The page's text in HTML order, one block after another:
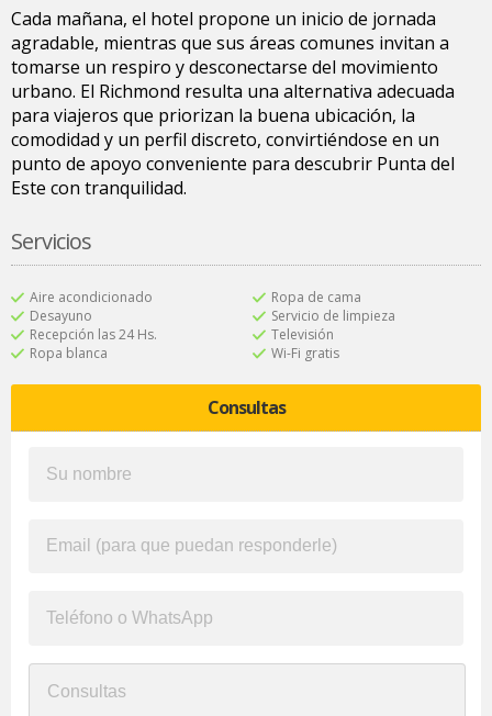
Cada mañana, el hotel propone un inicio de jornada
agradable, mientras que sus áreas comunes invitan a
tomarse un respiro y desconectarse del movimiento
urbano. El Richmond resulta una alternativa adecuada
para viajeros que priorizan la buena ubicación, la
comodidad y un perfil discreto, convirtiéndose en un
punto de apoyo conveniente para descubrir Punta del
Este con tranquilidad.
Servicios
Aire acondicionado
Desayuno
Recepción las 24 Hs.
Ropa blanca
Ropa de cama
Servicio de limpieza
Televisión
Wi-Fi gratis
Consultas